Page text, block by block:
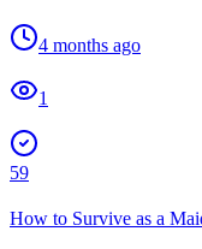
4 months ago
1
59
How to Survive as a